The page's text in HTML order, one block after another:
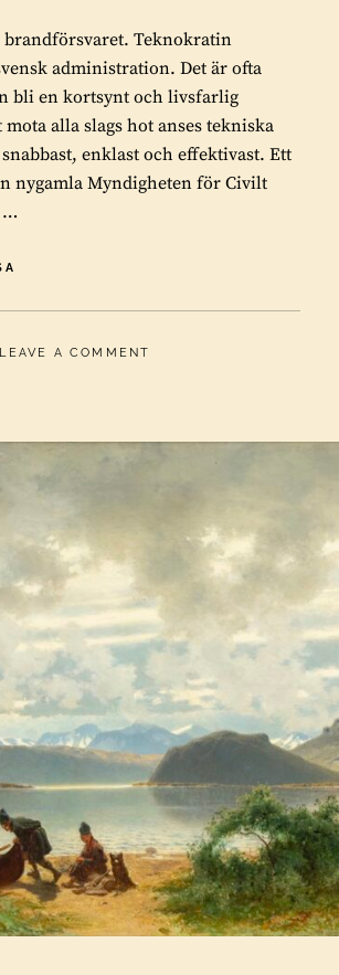
brandförsvaret. Teknokratin
administration. Det är ofta
bli en kortsynt och livsfarlig
alla slags hot anses tekniska
enklast och effektivast. Ett
nygamla Myndigheten för Civilt
…
I
LEAVE A COMMENT